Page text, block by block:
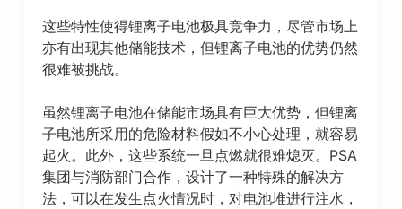
这些特性使得锂离子电池极具竞争力，尽管市场上
亦有出现其他储能技术，但锂离子电池的优势仍然
很难被挑战。
虽然锂离子电池在储能市场具有巨大优势，但锂离
子电池所采用的危险材料假如不小心处理，就容易
起火。此外，这些系统一旦点燃就很难熄灭。PSA
集团与消防部门合作，设计了一种特殊的解决方
法，可以在发生点火情况时，对电池堆进行注水，